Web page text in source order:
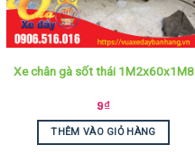
Xe chân gà sốt thái 1M2x60x1M8
9₫
THÊM VÀO GIỎ HÀNG